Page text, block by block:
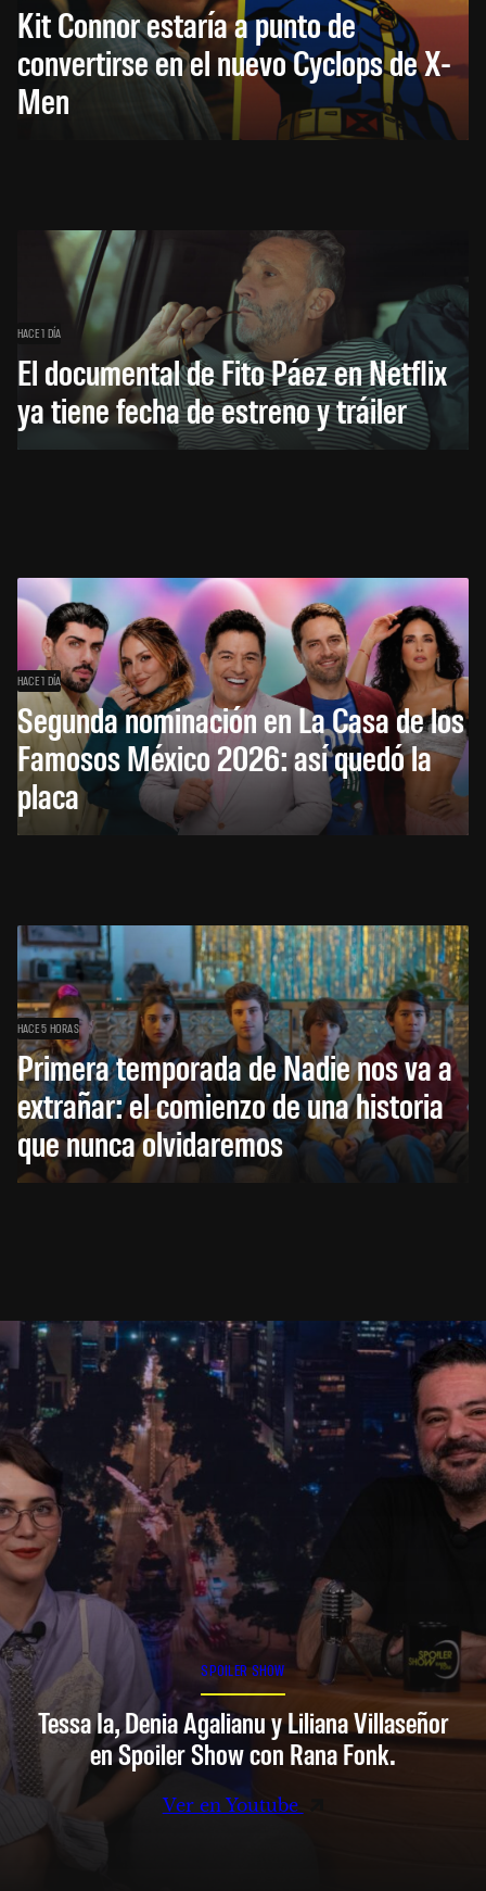
Kit Connor estaría a punto de
convertirse en el nuevo Cyclops de X-
Men
HACE 1 DÍA
El documental de Fito Páez en Netflix
ya tiene fecha de estreno y tráiler
HACE 1 DÍA
Segunda nominación en La Casa de los
Famosos México 2026: así quedó la
placa
HACE 5 HORAS
Primera temporada de Nadie nos va a
extrañar: el comienzo de una historia
que nunca olvidaremos
SPOILER SHOW
Tessa Ia, Denia Agalianu y Liliana Villaseñor
en Spoiler Show con Rana Fonk.
Ver en Youtube